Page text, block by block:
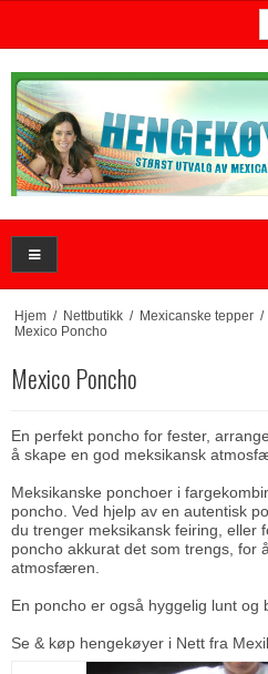
Hjem / Nettbutikk / Mexicanske tepper /
Mexico Poncho
Mexico Poncho
En perfekt poncho for fester,
å skape en god meksikansk
Meksikanske ponchoer i
poncho. Ved hjelp av en autentisk
du trenger meksikansk feiring, eller
poncho akkurat det som trengs, for
atmosfæren.
En poncho er også hyggelig lunt og
Se & køp hengekøyer i Nett fra